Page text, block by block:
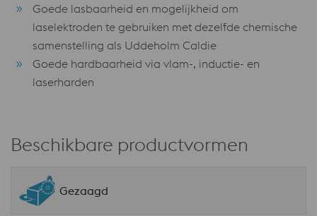
Goede lasbaarheid en mogelijkheid om
laselektroden te gebruiken met dezelfde chemische
samenstelling als Uddeholm Caldie
Goede hardbaarheid via vlam-, inductie- en
laserharden
Beschikbare productvormen
Gezaagd